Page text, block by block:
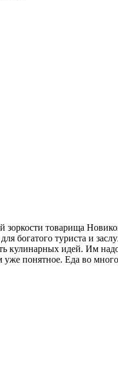
зоркости товарища
богатого туриста и
кулинарных идей. Им
понятное. Еда во